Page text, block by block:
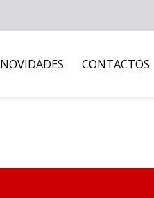
NOVIDADES CONTACTOS